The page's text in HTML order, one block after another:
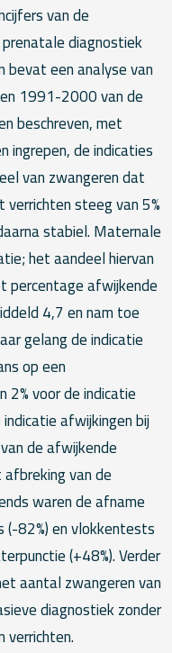
van de
diagnostiek
een analyse van
1991-2000 van de
beschreven, met
ingrepen, de indicaties
van zwangeren dat
steeg van 5%
stabiel. Maternale
het aandeel hiervan
percentage afwijkende
4,7 en nam toe
gelang de indicatie
op een
voor de indicatie
afwijkingen bij
de afwijkende
van de
waren de afname
82%) en vlokkentests
(+48%). Verder
aantal zwangeren van
diagnostiek zonder